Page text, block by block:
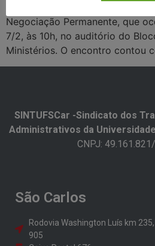
Negociação Permanente, que
7/2, às 10h, no auditório do
Ministérios. O encontro contou
SINTUFSCar -Sindicato dos
Administrativos da
CNPJ:
São Carlos
Rodovia Washington Luís km
905